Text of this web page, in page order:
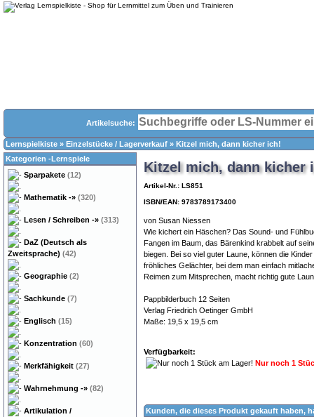
Artikelsuche:
Lernspielkiste » Einzelstücke / Lagerverkauf » Kitzel mich, dann kicher ich!
Kitzel mich, dann kicher
Artikel-Nr.: LS851
ISBN/EAN: 9783789173400
von Susan Niessen
Wie kichert ein Häschen? Das Sound- und
Fangen im Baum, das Bärenkind krabbelt auf
biegen. Bei so viel guter Laune, können die
fröhliches Gelächter, bei dem man einfach
Reimen zum Mitsprechen, macht richtig gute
Pappbilderbuch 12 Seiten
Verlag Friedrich Oetinger GmbH
Maße: 19,5 x 19,5 cm
Verfügbarkeit:
Nur noch 1
Kunden, die dieses Produkt gekauft haben,
Kategorien -Lernspiele
Sparpakete (12)
Mathematik -» (320)
Lesen / Schreiben -» (313)
DaZ (Deutsch als
Zweitsprache) (42)
Geographie (2)
Sachkunde (7)
Englisch (15)
Konzentration (60)
Merkfähigkeit (27)
Wahrnehmung -» (82)
Artikulation /